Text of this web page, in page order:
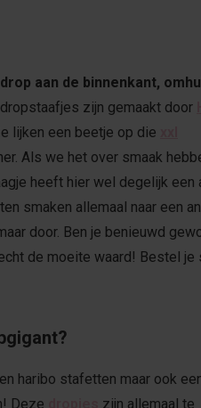
aan de binnenkant,
zijn gemaakt door
lijken een beetje op die
Als we het over smaak
heeft hier wel degelijk een
smaken allemaal naar een
door. Ben je benieuwd
de moeite waard! Bestel je
haribo stafetten maar ook
Deze
zijn allemaal te